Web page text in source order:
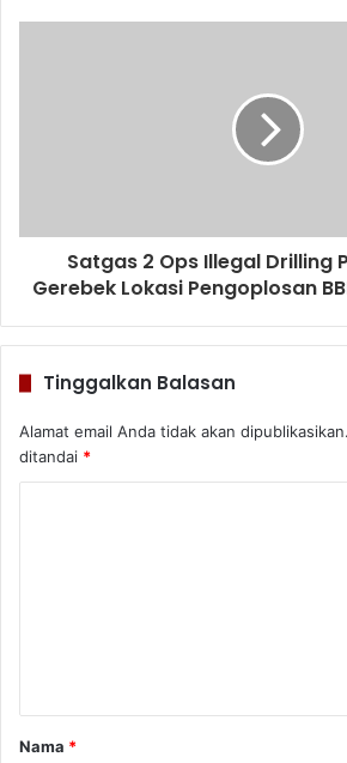
Satgas 2 Ops Illegal Drilling
Gerebek Lokasi Pengoplosan
Tinggalkan Balasan
Alamat email Anda tidak akan dipublikasikan.
ditandai *
a
r
Nama *